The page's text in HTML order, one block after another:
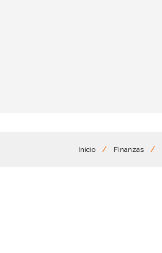
Inicio / Finanzas /